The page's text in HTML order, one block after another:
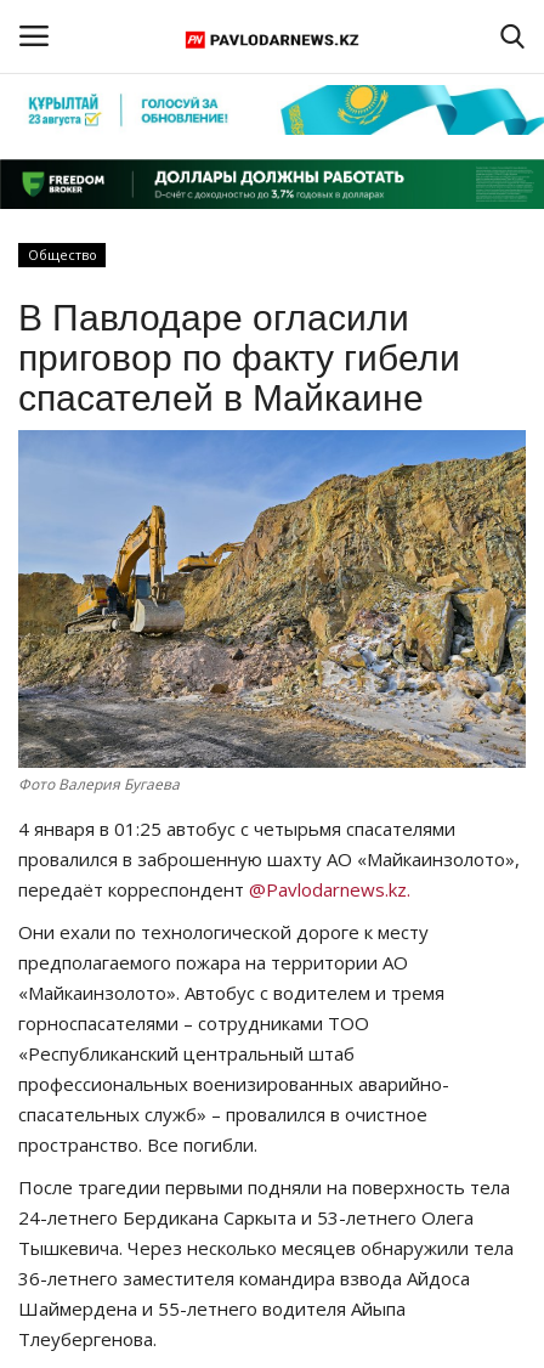
Регистрация
Главная
ПАВЛОДАРСКАЯ ОБЛАСТЬ
КАЗАХСТАН
СПЕЦПРОЕКТЫ
СПОРТ
Чек-лист
РАЗВЛЕЧЕНИЯ
OFFICIAL
Курултай
Язык
Қазақша Русский
Общество
В Павлодаре огласили
приговор по факту гибели
спасателей в Майкаине
Фото Валерия Бугаева
4 января в 01:25 автобус с четырьмя спасателями
провалился в заброшенную шахту АО «Майкаинзолото»,
передаёт корреспондент @Pavlodarnews.kz.
Они ехали по технологической дороге к месту
предполагаемого пожара на территории АО
«Майкаинзолото». Автобус с водителем и тремя
горноспасателями – сотрудниками ТОО
«Республиканский центральный штаб
профессиональных военизированных аварийно-
спасательных служб» – провалился в очистное
пространство. Все погибли.
После трагедии первыми подняли на поверхность тела
24-летнего Бердикана Саркыта и 53-летнего Олега
Тышкевича. Через несколько месяцев обнаружили тела
36-летнего заместителя командира взвода Айдоса
Шаймердена и 55-летнего водителя Айыпа
Тлеубергенова.